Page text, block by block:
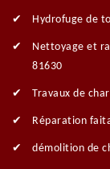
Hydrofuge de
Nettoyage et
81630
Travaux de
Réparation
démolition de